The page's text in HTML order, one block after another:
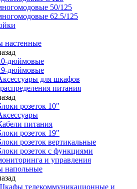
50/125
62.5/125
дюймовые
дюймовые
для шкафов
питания
розеток 10"
питания
розеток 19"
розеток вертикальные
розеток с функциями
и управления
напольные
телекоммуникационные и